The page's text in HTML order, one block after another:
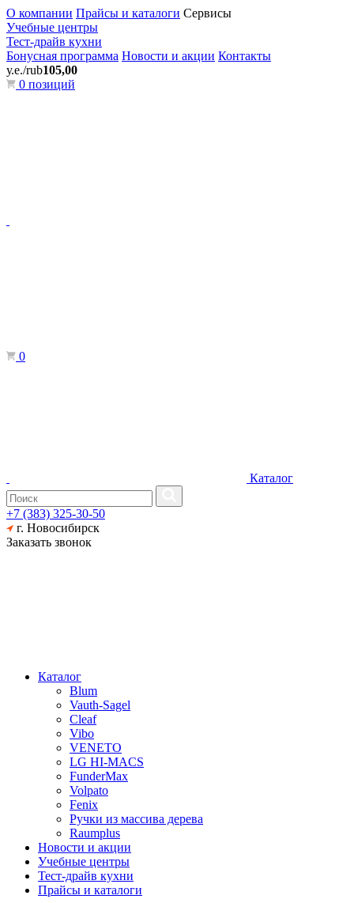
О компании Прайсы и каталоги Сервисы
Учебные центры
Тест-драйв кухни
Бонусная программа Новости и акции Контакты
у.е./rub105,00
0 позиций
0
Каталог
+7 (383) 325-30-50
г. Новосибирск
Заказать звонок
Каталог
Blum
Vauth-Sagel
Cleaf
Vibo
VENETO
LG HI-MACS
FunderMax
Volpato
Fenix
Ручки из массива дерева
Raumplus
Новости и акции
Учебные центры
Тест-драйв кухни
Прайсы и каталоги